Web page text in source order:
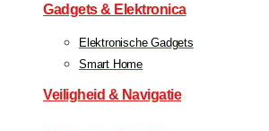
Gadgets & Elektronica
Elektronische Gadgets
Smart Home
Veiligheid & Navigatie